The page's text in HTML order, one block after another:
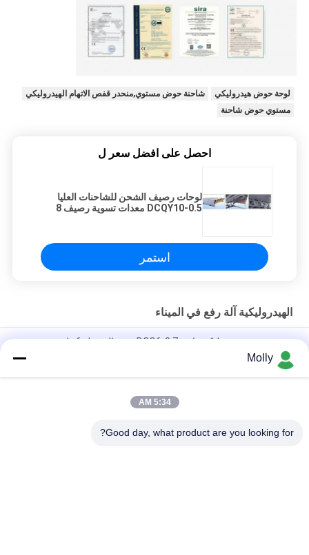
لوحة حوض هيدروليكي
شاحنة حوض مستوي,منحدر قفص الاتهام الهيدروليكي
مستوي حوض شاحنة
احصل على افضل سعر ل
لوحات رصيف الشحن للشاحنات العليا
DCQY10-0.5 معدات تسوية رصيف 8
استمر
الهيدروليكية آلة رفع في الميناء
منحدر حوض هيدروليكي ثابت DCQ6-0.7 سعة التحميل 6 طن
10 طن ثابت الهيدروليكية حوض مستوي ، المحمولة تحميل منحدر قفص
الاتهام DCQ10-0.7
Molly
5:34 AM
Good day, what product are you looking for?